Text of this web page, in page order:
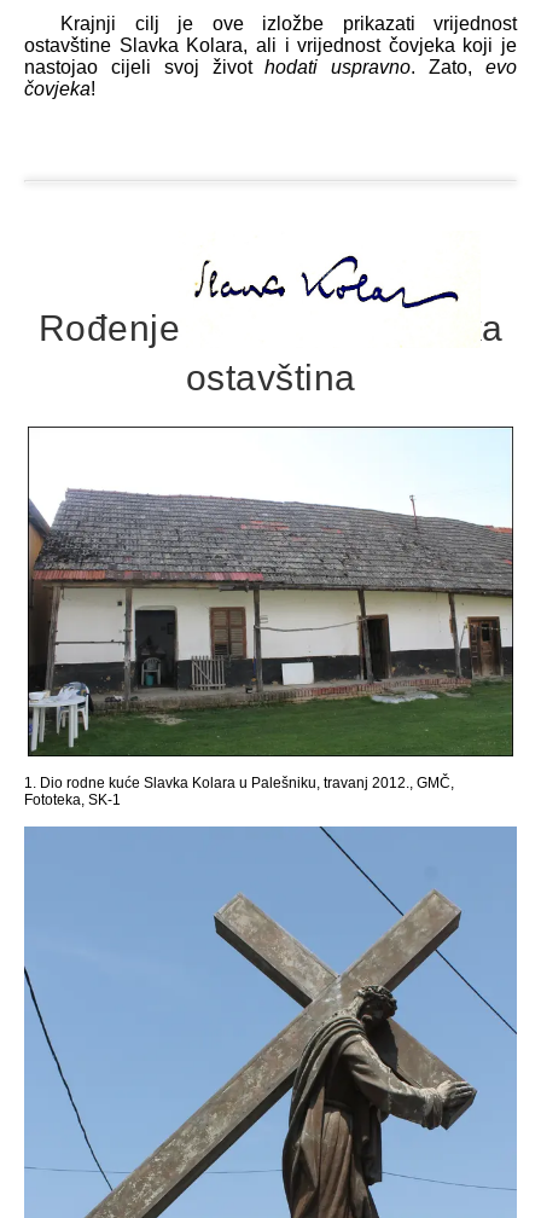
Krajnji cilj je ove izložbe prikazati vrijednost
ostavštine Slavka Kolara, ali i vrijednost čovjeka koji je
nastojao cijeli svoj živothodati uspravno. Zato,evo
čovjeka!
Rođenje, roditelji, obiteljska
ostavština
1. Dio rodne kuće Slavka Kolara u Palešniku, travanj 2012., GMČ,
Fototeka, SK-1